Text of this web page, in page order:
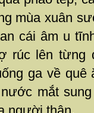
mùa xuân
cái âm u
rúc lên từng
ga về quê
mắt